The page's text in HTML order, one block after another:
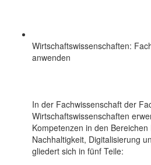
Wirtschaftswissenschaften:
anwenden
In der Fachwissenschaft der
Wirtschaftswissenschaften
Kompetenzen in den
Nachhaltigkeit, Digitalisierung
gliedert sich in fünf Teile: